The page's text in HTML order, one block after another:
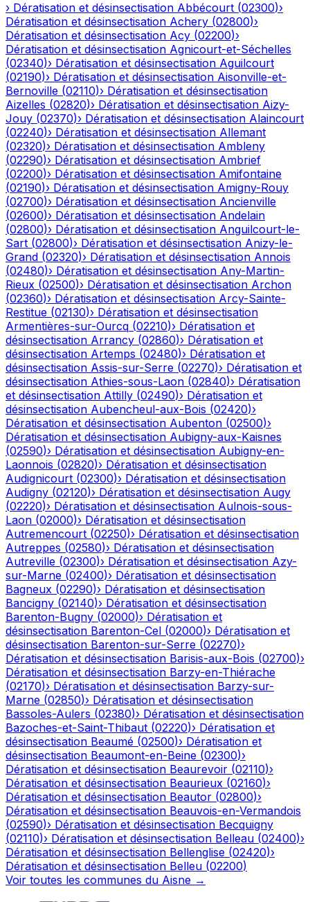
› Dératisation et désinsectisation Abbécourt (02300)›
Dératisation et désinsectisation Achery (02800)›
Dératisation et désinsectisation Acy (02200)›
Dératisation et désinsectisation Agnicourt-et-Séchelles
(02340)› Dératisation et désinsectisation Aguilcourt
(02190)› Dératisation et désinsectisation Aisonville-et-
Bernoville (02110)› Dératisation et désinsectisation
Aizelles (02820)› Dératisation et désinsectisation Aizy-
Jouy (02370)› Dératisation et désinsectisation Alaincourt
(02240)› Dératisation et désinsectisation Allemant
(02320)› Dératisation et désinsectisation Ambleny
(02290)› Dératisation et désinsectisation Ambrief
(02200)› Dératisation et désinsectisation Amifontaine
(02190)› Dératisation et désinsectisation Amigny-Rouy
(02700)› Dératisation et désinsectisation Ancienville
(02600)› Dératisation et désinsectisation Andelain
(02800)› Dératisation et désinsectisation Anguilcourt-le-
Sart (02800)› Dératisation et désinsectisation Anizy-le-
Grand (02320)› Dératisation et désinsectisation Annois
(02480)› Dératisation et désinsectisation Any-Martin-
Rieux (02500)› Dératisation et désinsectisation Archon
(02360)› Dératisation et désinsectisation Arcy-Sainte-
Restitue (02130)› Dératisation et désinsectisation
Armentières-sur-Ourcq (02210)› Dératisation et
désinsectisation Arrancy (02860)› Dératisation et
désinsectisation Artemps (02480)› Dératisation et
désinsectisation Assis-sur-Serre (02270)› Dératisation et
désinsectisation Athies-sous-Laon (02840)› Dératisation
et désinsectisation Attilly (02490)› Dératisation et
désinsectisation Aubencheul-aux-Bois (02420)›
Dératisation et désinsectisation Aubenton (02500)›
Dératisation et désinsectisation Aubigny-aux-Kaisnes
(02590)› Dératisation et désinsectisation Aubigny-en-
Laonnois (02820)› Dératisation et désinsectisation
Audignicourt (02300)› Dératisation et désinsectisation
Audigny (02120)› Dératisation et désinsectisation Augy
(02220)› Dératisation et désinsectisation Aulnois-sous-
Laon (02000)› Dératisation et désinsectisation
Autremencourt (02250)› Dératisation et désinsectisation
Autreppes (02580)› Dératisation et désinsectisation
Autreville (02300)› Dératisation et désinsectisation Azy-
sur-Marne (02400)› Dératisation et désinsectisation
Bagneux (02290)› Dératisation et désinsectisation
Bancigny (02140)› Dératisation et désinsectisation
Barenton-Bugny (02000)› Dératisation et
désinsectisation Barenton-Cel (02000)› Dératisation et
désinsectisation Barenton-sur-Serre (02270)›
Dératisation et désinsectisation Barisis-aux-Bois (02700)›
Dératisation et désinsectisation Barzy-en-Thiérache
(02170)› Dératisation et désinsectisation Barzy-sur-
Marne (02850)› Dératisation et désinsectisation
Bassoles-Aulers (02380)› Dératisation et désinsectisation
Bazoches-et-Saint-Thibaut (02220)› Dératisation et
désinsectisation Beaumé (02500)› Dératisation et
désinsectisation Beaumont-en-Beine (02300)›
Dératisation et désinsectisation Beaurevoir (02110)›
Dératisation et désinsectisation Beaurieux (02160)›
Dératisation et désinsectisation Beautor (02800)›
Dératisation et désinsectisation Beauvois-en-Vermandois
(02590)› Dératisation et désinsectisation Becquigny
(02110)› Dératisation et désinsectisation Belleau (02400)›
Dératisation et désinsectisation Bellenglise (02420)›
Dératisation et désinsectisation Belleu (02200)
Voir toutes les communes du Aisne →